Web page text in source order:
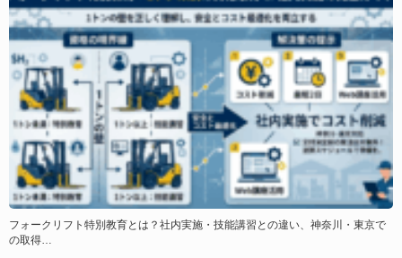
フォークリフト特別教育とは？社内実施・技能講習との違い、神奈川・東京で
の取得…